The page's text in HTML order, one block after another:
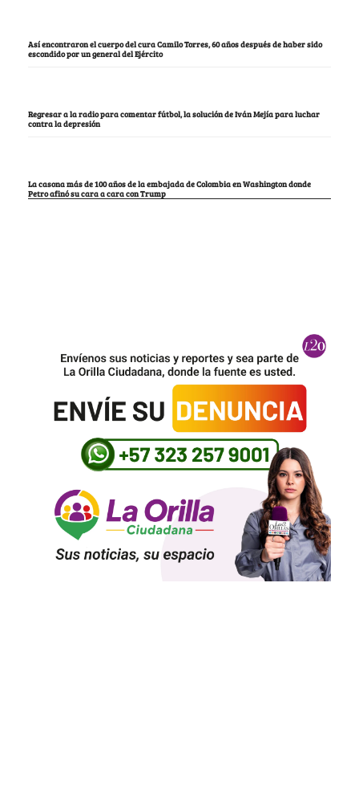
Así encontraron el cuerpo del cura Camilo Torres, 60 años después de haber sido
escondido por un general del Ejército
Regresar a la radio para comentar fútbol, la solución de Iván Mejía para luchar
contra la depresión
La casona más de 100 años de la embajada de Colombia en Washington donde
Petro afinó su cara a cara con Trump